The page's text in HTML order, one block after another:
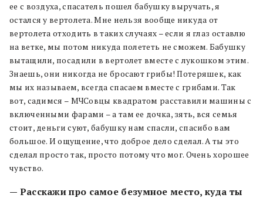
ее с воздуха, спасатель пошел бабушку выручать, я
остался у вертолета. Мне нельзя вообще никуда от
вертолета отходить в таких случаях – если я глаз оставлю
на ветке, мы потом никуда полететь не сможем. Бабушку
вытащили, посадили в вертолет вместе с лукошком этим.
Знаешь, они никогда не бросают грибы! Потеряшек, как
мы их называем, всегда спасаем вместе с грибами. Так
вот, садимся – МЧСовцы квадратом расставили машины с
включенными фарами – а там ее дочка, зять, вся семья
стоит, деньги суют, бабушку нам спасли, спасибо вам
большое. И ощущение, что доброе дело сделал. А ты это
сделал просто так, просто потому что мог. Очень хорошее
чувство.
— Расскажи про самое безумное место, куда ты